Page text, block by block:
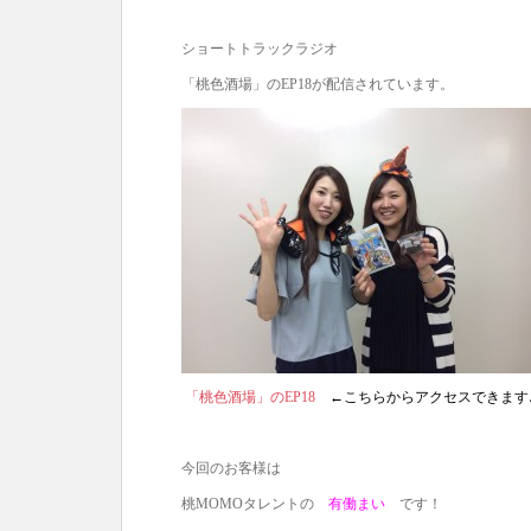
ショートトラックラジオ
「桃色酒場」のEP18が配信されています。
「桃色酒場」のEP18 ←こちらからアクセスできます
今回のお客様は
桃MOMOタレントの 有働まい です！